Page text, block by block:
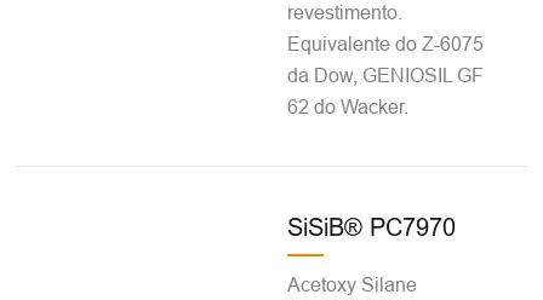
revestimento.
Equivalente do Z-6075
da Dow, GENIOSIL GF
62 do Wacker.
SiSiB® PC7970
Acetoxy Silane